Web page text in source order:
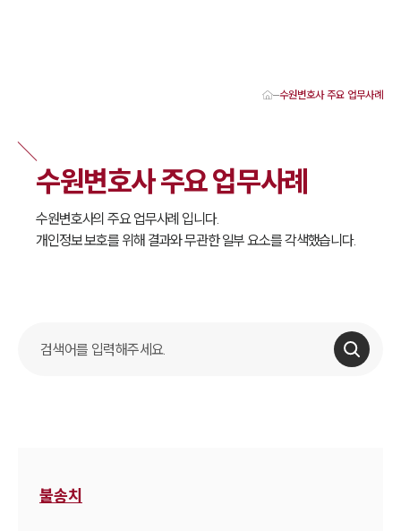
서울·성남·수원변호사
수원형사전문변호사
수원이혼전문변호사
수원학교폭력변호사
수원부동산변호사
수원음주운전·교통사고변호사
수원변호사 업무분야
수원변호사 주요 업무사례
수원변호사 주요 업무사례
수원변호사의 주요 업무사례 입니다.
개인정보 보호를 위해 결과와 무관한 일부 요소를 각색했습니다.
불송치